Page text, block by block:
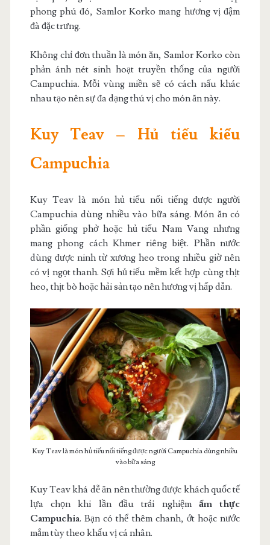
phong phú đó, Samlor Korko mang hương vị đậm
đà đặc trưng.
Không chỉ đơn thuần là món ăn, Samlor Korko còn
phản ánh nét sinh hoạt truyền thống của người
Campuchia. Mỗi vùng miền sẽ có cách nấu khác
nhau tạo nên sự đa dạng thú vị cho món ăn này.
Kuy Teav – Hủ tiếu kiểu
Campuchia
Kuy Teav là món hủ tiếu nổi tiếng được người
Campuchia dùng nhiều vào bữa sáng. Món ăn có
phần giống phở hoặc hủ tiếu Nam Vang nhưng
mang phong cách Khmer riêng biệt. Phần nước
dùng được ninh từ xương heo trong nhiều giờ nên
có vị ngọt thanh. Sợi hủ tiếu mềm kết hợp cùng thịt
heo, thịt bò hoặc hải sản tạo nên hương vị hấp dẫn.
Kuy Teav là món hủ tiếu nổi tiếng được người Campuchia dùng nhiều
vào bữa sáng
Kuy Teav khá dễ ăn nên thường được khách quốc tế
lựa chọn khi lần đầu trải nghiệm ẩm thực
Campuchia. Bạn có thể thêm chanh, ớt hoặc nước
mắm tùy theo khẩu vị cá nhân.